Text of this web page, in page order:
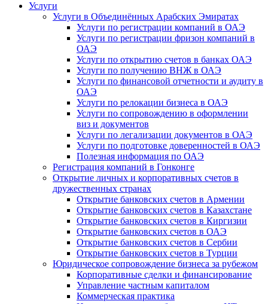
Услуги
Услуги в Объединённых Арабских Эмиратах
Услуги по регистрации компаний в ОАЭ
Услуги по регистрации фризон компаний в
ОАЭ
Услуги по открытию счетов в банках ОАЭ
Услуги по получению ВНЖ в ОАЭ
Услуги по финансовой отчетности и аудиту в
ОАЭ
Услуги по релокации бизнеса в ОАЭ
Услуги по сопровождению в оформлении
виз и документов
Услуги по легализации документов в ОАЭ
Услуги по подготовке доверенностей в ОАЭ
Полезная информация по ОАЭ
Регистрация компаний в Гонконге
Открытие личных и корпоративных счетов в
дружественных странах
Открытие банковских счетов в Армении
Открытие банковских счетов в Казахстане
Открытие банковских счетов в Киргизии
Открытие банковских счетов в ОАЭ
Открытие банковских счетов в Сербии
Открытие банковских счетов в Турции
Юридическое сопровождение бизнеса за рубежом
Корпоративные сделки и финансирование
Управление частным капиталом
Коммерческая практика